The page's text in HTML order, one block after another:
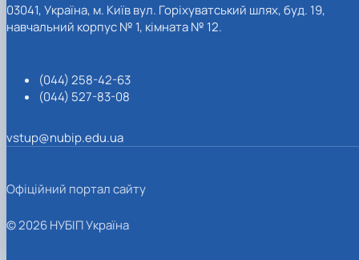
03041, Україна, м. Київ вул. Горіхуватський шлях, буд. 19,
навчальний корпус № 1, кімната № 12.
(044) 258-42-63
(044) 527-83-08
vstup@nubip.edu.ua
Офіційний портал сайту
© 2026 НУБІП Україна